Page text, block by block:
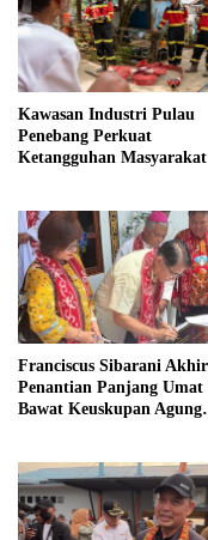
Kawasan Industri Pulau
Penebang Perkuat
Ketangguhan Masyarakat
Franciscus Sibarani
Penantian Panjang Umat
Bawat Keuskupan Agung